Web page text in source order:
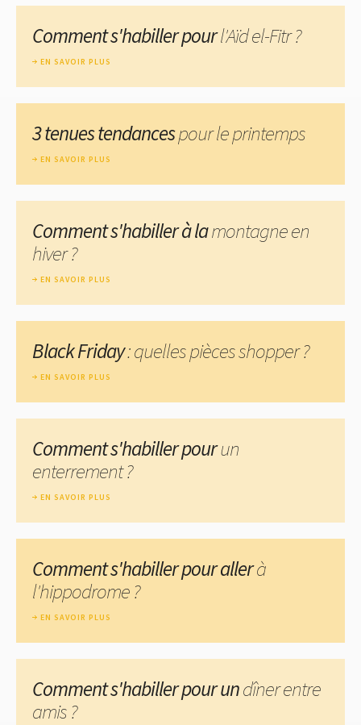
Comment s'habiller pourl'Aïd el-Fitr ?
EN SAVOIR PLUS
3 tenues tendancespour le printemps
EN SAVOIR PLUS
Comment s'habiller à lamontagne en
hiver ?
EN SAVOIR PLUS
Black Friday: quelles pièces shopper ?
EN SAVOIR PLUS
Comment s'habiller pourun
enterrement ?
EN SAVOIR PLUS
Comment s'habiller pour allerà
l'hippodrome ?
EN SAVOIR PLUS
Comment s'habiller pour undîner entre
amis ?